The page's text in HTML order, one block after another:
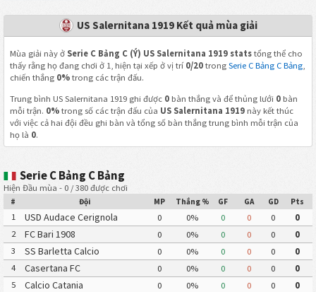
US Salernitana 1919 Kết quả mùa giải
Mùa giải này ở Serie C Bảng C (Ý) US Salernitana 1919 statstổng thể cho
thấy rằng họ đang chơi ở 1, hiện tại xếp ở vị trí 0/20trong Serie C Bảng C Bảng,
chiến thắng 0%trong các trận đấu.
Trung bình US Salernitana 1919 ghi được 0bàn thắng và để thủng lưới 0bàn
mỗi trận. 0%trong số các trận đấu của US Salernitana 1919này kết thúc
với việc cả hai đội đều ghi bàn và tổng số bàn thắng trung bình mỗi trận của
họ là 0.
Serie C Bảng C Bảng
Hiện Đầu mùa - 0 / 380 được chơi
# Đội MP Thắng % GF GA GD Pts
1 USD Audace Cerignola 0 0% 0 0 0
0
2
FC Bari 1908 0 0% 0 0 0
0
3
SS Barletta Calcio 0 0% 0 0 0
0
4
Casertana FC 0 0% 0 0 0
0
5
Calcio Catania 0 0% 0 0 0
0